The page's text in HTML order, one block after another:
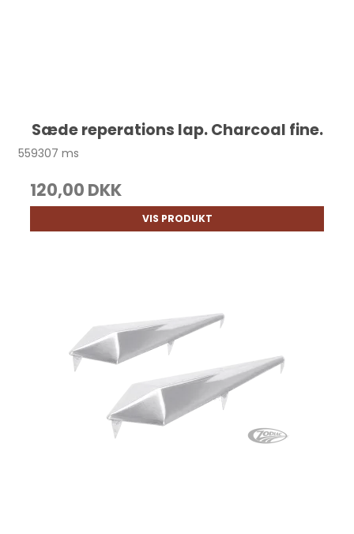
Sæde reperations lap. Charcoal fine.
559307 ms
120,00 DKK
VIS PRODUKT